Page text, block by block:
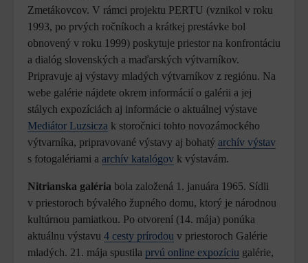
Zmetákovcov. V rámci projektu PERTU (vznikol v roku
1993, po prvých ročníkoch a krátkej prestávke bol
obnovený v roku 1999) poskytuje priestor na konfrontáciu
a dialóg slovenských a maďarských výtvarníkov.
Pripravuje aj výstavy mladých výtvarníkov z regiónu. Na
webe galérie nájdete okrem informácií o galérii a jej
stálych expozíciách aj informácie o aktuálnej výstave
Mediátor Luzsicza k storočnici tohto novozámockého
výtvarníka, pripravované výstavy aj bohatý archív výstav
s fotogalériami a archív katalógov k výstavám.
Nitrianska galéria bola založená 1. januára 1965. Sídli
v priestoroch bývalého župného domu, ktorý je národnou
kultúrnou pamiatkou. Po otvorení (14. mája) ponúka
aktuálnu výstavu 4 cesty prírodou v priestoroch Galérie
mladých. 21. mája spustila prvú online expozíciu galérie,